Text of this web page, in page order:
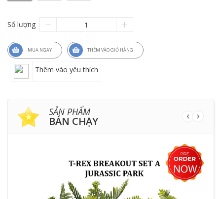
Số lượng
MUA NGAY THÊM VÀO GIỎ HÀNG
Thêm vào yêu thích
SẢN PHẨM
BÁN CHẠY